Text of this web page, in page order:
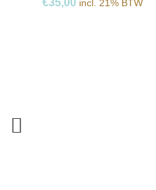
€35,00 incl. 21% BTW